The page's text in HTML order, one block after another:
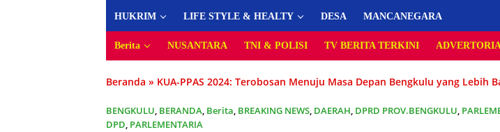
HUKRIM LIFE STYLE & HEALTY DESA MANCANEGARA
Berita NUSANTARA TNI & POLISI TV BERITA TERKINI
Beranda » KUA-PPAS 2024: Terobosan Menuju Masa Depan Bengkulu yang Lebih
BENGKULU, BERANDA, Berita, BREAKING NEWS, DAERAH, DPRD PROV.BENGKULU,
DPD, PARLEMENTARIA